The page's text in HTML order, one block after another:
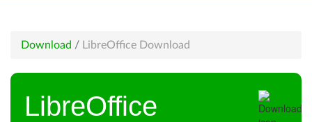
Download / LibreOffice Download
LibreOffice